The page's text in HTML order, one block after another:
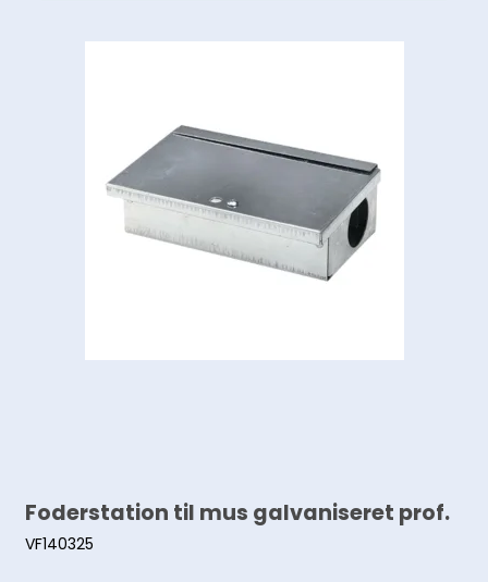
Foderstation til mus galvaniseret prof.
VF140325